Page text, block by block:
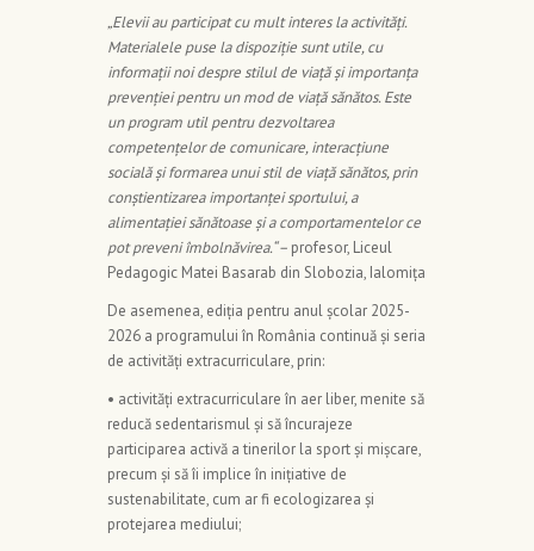
„Elevii au participat cu mult interes la activități.
Materialele puse la dispoziție sunt utile, cu
informații noi despre stilul de viață și importanța
prevenției pentru un mod de viață sănătos. Este
un program util pentru dezvoltarea
competențelor de comunicare, interacțiune
socială și formarea unui stil de viață sănătos, prin
conștientizarea importanței sportului, a
alimentației sănătoase și a comportamentelor ce
pot preveni îmbolnăvirea.“ – profesor, Liceul
Pedagogic Matei Basarab din Slobozia, Ialomița
De asemenea, ediția pentru anul școlar 2025-
2026 a programului în România continuă și seria
de activități extracurriculare, prin:
• activități extracurriculare în aer liber, menite să
reducă sedentarismul și să încurajeze
participarea activă a tinerilor la sport și mișcare,
precum și să îi implice în inițiative de
sustenabilitate, cum ar fi ecologizarea și
protejarea mediului;